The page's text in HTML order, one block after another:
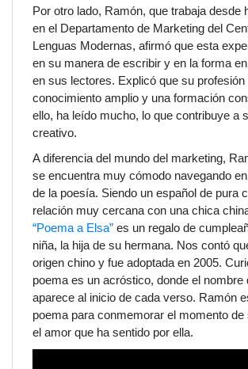
Por otro lado, Ramón, que trabaja desde
en el Departamento de Marketing del
Lenguas Modernas, afirmó que esta
en su manera de escribir y en la forma
en sus lectores. Explicó que su profesión
conocimiento amplio y una formación
ello, ha leído mucho, lo que contribuye a
creativo.
A diferencia del mundo del marketing,
se encuentra muy cómodo navegando
de la poesía. Siendo un español de pura
relación muy cercana con una chica
“Poema a Elsa” es un regalo de
niña, la hija de su hermana. Nos contó
origen chino y fue adoptada en 2005.
poema es un acróstico, donde el nombre
aparece al inicio de cada verso. Ramón
poema para conmemorar el momento
el amor que ha sentido por ella.